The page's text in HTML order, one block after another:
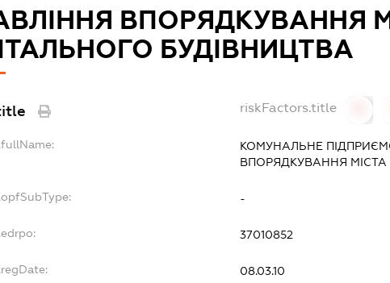
ВПОРЯДКУВАННЯ
БУДІВНИЦТВА
riskFactors.title
КОМУНАЛЬНЕ
ВПОРЯДКУВАННЯ МІСТА
-
37010852
08.03.10